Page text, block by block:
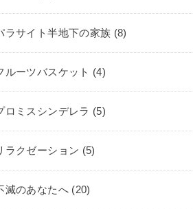
ラサイト半地下の家族 (8)
ルーツバスケット (4)
ロミスシンデレラ (5)
ラクゼーション (5)
滅のあなたへ (20)